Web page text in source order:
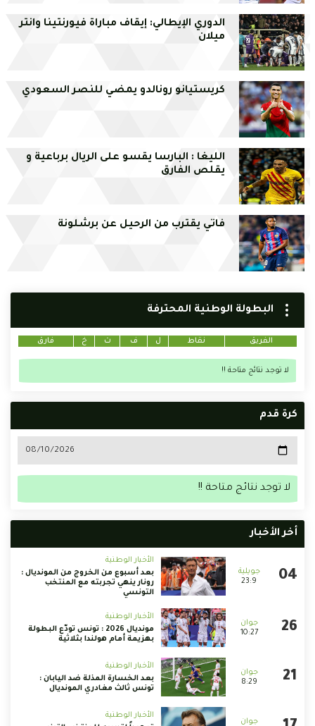
الدوري الإيطالي: إيقاف مباراة فيورنتينا وانتر
ميلان
كريستيانو رونالدو يمضي للنصر السعودي
الليغا : البارسا يقسو على الريال برباعية و
يقلص الفارق
فاتي يقترب من الرحيل عن برشلونة
البطولة الوطنية المحترفة
الفريق نقاط ل ف ت خ فارق
لا توجد نتائج متاحة !!
كرة قدم
لا توجد نتائج متاحة !!
أخر الأخبار
23:9
الأخبار الوطنية
بعد أسبوع من الخروج من المونديال :
رونار ينهي تجربته مع المنتخب
التونسي
10:27
الأخبار الوطنية
مونديال 2026 : تونس تودّع البطولة
بهزيمة أمام هولندا بثلاثية
8:29
الأخبار الوطنية
بعد الخسارة المذلة ضد اليابان :
تونس ثالث مغادري المونديال
الأخبار الوطنية